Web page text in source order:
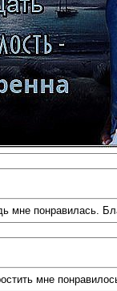
мне понравилась.
мне